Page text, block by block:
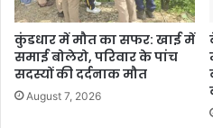
कुंडधार में मौत का सफर: खाई में
समाई बोलेरो, परिवार के पांच
सदस्यों की दर्दनाक मौत
August 7, 2026